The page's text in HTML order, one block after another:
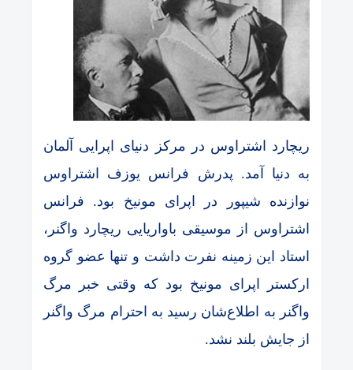
ریچارد اشتراوس در مرکز دنیای اپرایی آلمان
به دنیا آمد. پدرش فرانس یوزف اشتراوس
نوازنده شیپور در اپرای مونیخ بود. فرانس
اشتراوس از موسیقی باواریایی ریچارد واگنر،
استاد این زمینه نفرت داشت و تنها عضو گروه
ارکستر اپرای مونیخ بود که وقتی خبر مرگ
واگنر به اطلاع‌شان رسید به احترام مرگ واگنر
از جایش بلند نشد.